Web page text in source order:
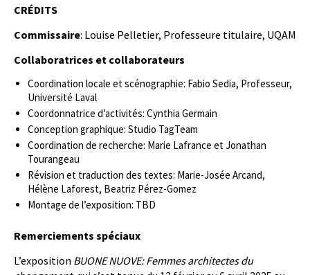
CRÉDITS
Commissaire: Louise Pelletier, Professeure titulaire, UQAM
Collaboratrices et collaborateurs
Coordination locale et scénographie: Fabio Sedia, Professeur,
Université Laval
Coordonnatrice d’activités: Cynthia Germain
Conception graphique: Studio TagTeam
Coordination de recherche: Marie Lafrance et Jonathan
Tourangeau
Révision et traduction des textes: Marie-Josée Arcand,
Hélène Laforest, Beatriz Pérez-Gomez
Montage de l’exposition: TBD
Remerciements spéciaux
L’exposition BUONE NUOVE: Femmes architectes du